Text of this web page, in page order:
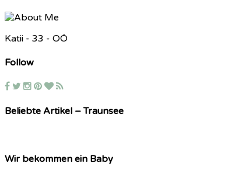
Katii - 33 - OÖ
Follow
Beliebte Artikel – Traunsee
Wir bekommen ein Baby